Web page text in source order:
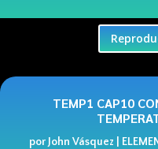
TEMP1 CAP10
por John Vásquez